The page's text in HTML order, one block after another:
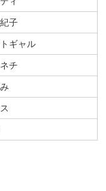
子
ギャル
チ